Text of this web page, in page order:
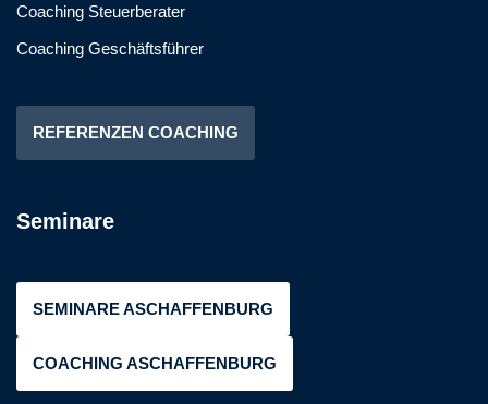
Coaching Steuerberater
Coaching Geschäftsführer
REFERENZEN COACHING
Seminare
SEMINARE ASCHAFFENBURG
COACHING ASCHAFFENBURG